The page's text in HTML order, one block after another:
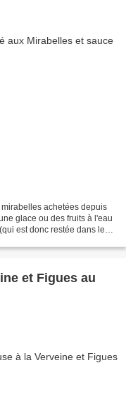
achetées depuis
glace ou des fruits à l'eau
est donc restée dans le
et Figues au